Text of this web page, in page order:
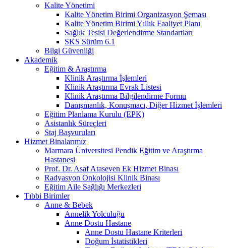
Kalite Yönetimi
Kalite Yönetim Birimi Organizasyon Şeması
Kalite Yönetim Birimi Yıllık Faaliyet Planı
Sağlık Tesisi Değerlendirme Standartları
SKS Sürüm 6.1
Bilgi Güvenliği
Akademik
Eğitim & Araştırma
Klinik Araştırma İşlemleri
Klinik Araştırma Evrak Listesi
Klinik Araştırma Bilgilendirme Formu
Danışmanlık, Konuşmacı, Diğer Hizmet İşlemleri
Eğitim Planlama Kurulu (EPK)
Asistanlık Süreçleri
Staj Başvuruları
Hizmet Binalarımız
Marmara Üniversitesi Pendik Eğitim ve Araştırma
Hastanesi
Prof. Dr. Asaf Ataseven Ek Hizmet Binası
Radyasyon Onkolojisi Klinik Binası
Eğitim Aile Sağlığı Merkezleri
Tıbbi Birimler
Anne & Bebek
Annelik Yolculuğu
Anne Dostu Hastane
Anne Dostu Hastane Kriterleri
Doğum İstatistikleri